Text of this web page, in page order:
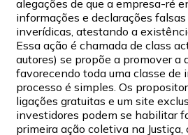
alegações de que a empresa-ré
informações e declarações
inverídicas, atestando a
Essa ação é chamada de class
autores) se propõe a promover a
favorecendo toda uma classe
processo é simples. Os
ligações gratuitas e um site
investidores podem se habilitar
primeira ação coletiva na